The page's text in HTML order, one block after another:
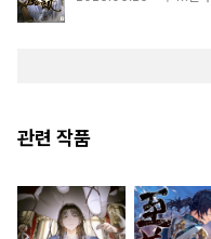
관련 작품